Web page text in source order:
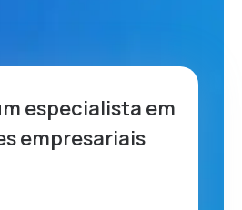
especialista em
empresariais